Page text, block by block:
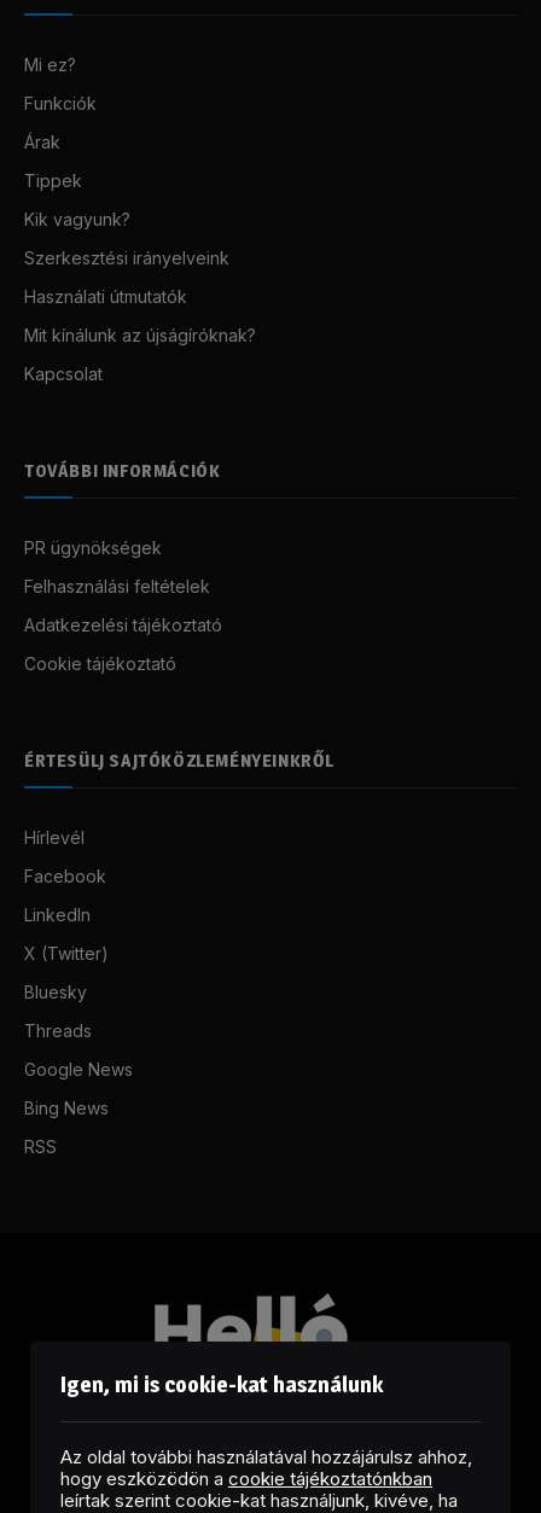
Mi ez?
Funkciók
Árak
Tippek
Kik vagyunk?
Szerkesztési irányelveink
Használati útmutatók
Mit kínálunk az újságíróknak?
Kapcsolat
TOVÁBBI INFORMÁCIÓK
PR ügynökségek
Felhasználási feltételek
Adatkezelési tájékoztató
Cookie tájékoztató
ÉRTESÜLJ SAJTÓKÖZLEMÉNYEINKRŐL
Hírlevél
Facebook
LinkedIn
X (Twitter)
Bluesky
Threads
Google News
Bing News
RSS
Igen, mi is cookie-kat használunk
Az oldal további használatával hozzájárulsz ahhoz,
hogy eszközödön a cookie tájékoztatónkban
leírtak szerint cookie-kat használjunk, kivéve, ha